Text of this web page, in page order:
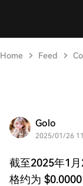
Home Feed
Golo
2025/01/26
截至2025年1
格约为